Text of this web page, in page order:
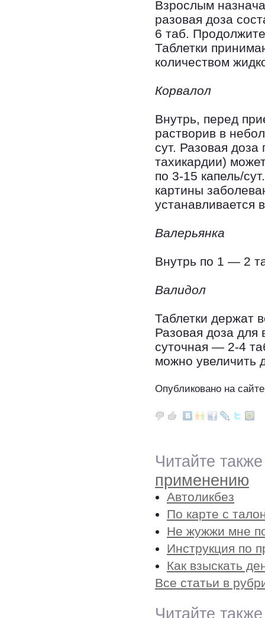
Взрослым
разовая доза
6 таб.
Таблетки
количеством
Корвалол
Внутрь, перед
растворив в
сут. Разовая
тахикардии)
по 3-15 капель/
картины
устанавливается
Валерьянка
Внутрь по 1 — 2
Валидол
Таблетки держат
Разовая доза для
суточная — 2-4
можно увеличить
Опубликовано на
Читайте
применению
Автоликбез
По карте с
Не жужжи мне
Инструкция по
Как взыскать
Все статьи в
Читайте